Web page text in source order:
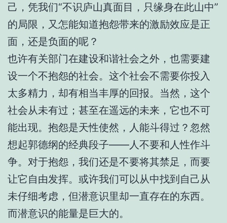
己，凭我们“不识庐山真面目，只缘身在此山中”
的局限，又怎能知道抱怨带来的激励效应是正
面，还是负面的呢？
也许有关部门在建设和谐社会之外，也需要建
设一个不抱怨的社会。这个社会不需要你投入
太多精力，却有相当丰厚的回报。当然，这个
社会从未有过；甚至在遥远的未来，它也不可
能出现。抱怨是天性使然，人能斗得过？忽然
想起郭德纲的经典段子——人不要和人性作斗
争。对于抱怨，我们还是不要将其禁足，而要
让它自由发挥。或许我们可以从中找到自己从
未仔细考虑，但潜意识里却一直存在的东西。
而潜意识的能量是巨大的。